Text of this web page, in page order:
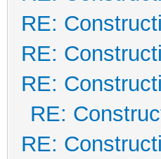
RE:
RE:
RE:
RE:
RE: